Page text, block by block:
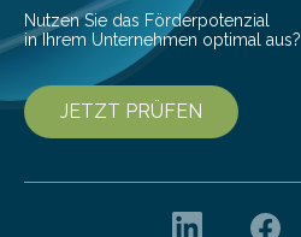
Nutzen Sie das Förderpotenzial
in Ihrem Unternehmen optimal aus?
JETZT PRÜFEN